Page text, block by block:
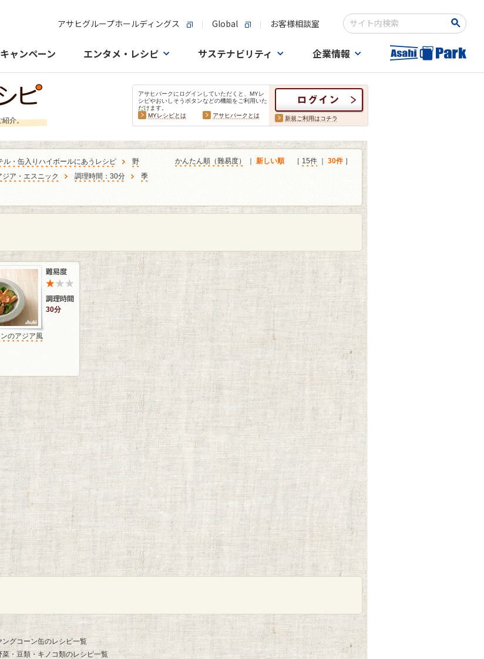
アサヒグループホールディングス Global お客様相談室
検索キーワード入力
キャンペーン エンタメ・レシピ サステナビリティ 企業情報
紹介。
アサヒパークにログインしていただくと、MYレ
シピやおいしそうボタンなどの機能をご利用いた
だけます。
MYレシピとは
アサヒパークとは 新規ご利用はコチラ
ル・缶入りハイボールにあうレシピ
野
ジア・エスニック 調理時間：30分
季
かんたん順（難易度） 新しい順 ［ 15件 30件 ］
30分
のアジア風
ングコーン缶のレシピ一覧
菜・豆類・キノコ類のレシピ一覧